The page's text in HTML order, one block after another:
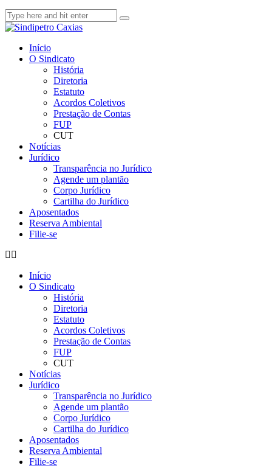
Início
O Sindicato
História
Diretoria
Estatuto
Acordos Coletivos
Prestação de Contas
FUP
CUT
Notícias
Jurídico
Transparência no Jurídico
Agende um plantão
Corpo Jurídico
Cartilha do Jurídico
Aposentados
Reserva Ambiental
Filie-se
Início
O Sindicato
História
Diretoria
Estatuto
Acordos Coletivos
Prestação de Contas
FUP
CUT
Notícias
Jurídico
Transparência no Jurídico
Agende um plantão
Corpo Jurídico
Cartilha do Jurídico
Aposentados
Reserva Ambiental
Filie-se